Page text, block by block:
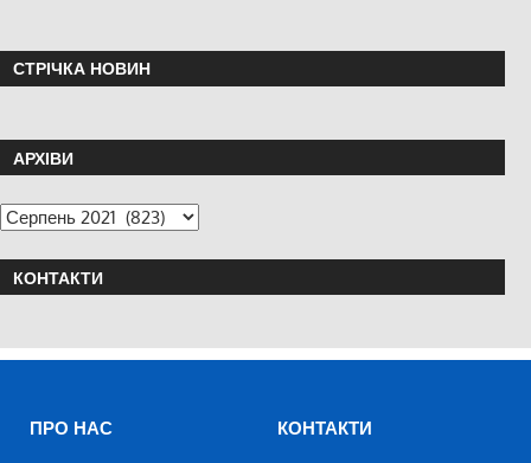
СТРІЧКА НОВИН
АРХІВИ
КОНТАКТИ
ПРО НАС КОНТАКТИ